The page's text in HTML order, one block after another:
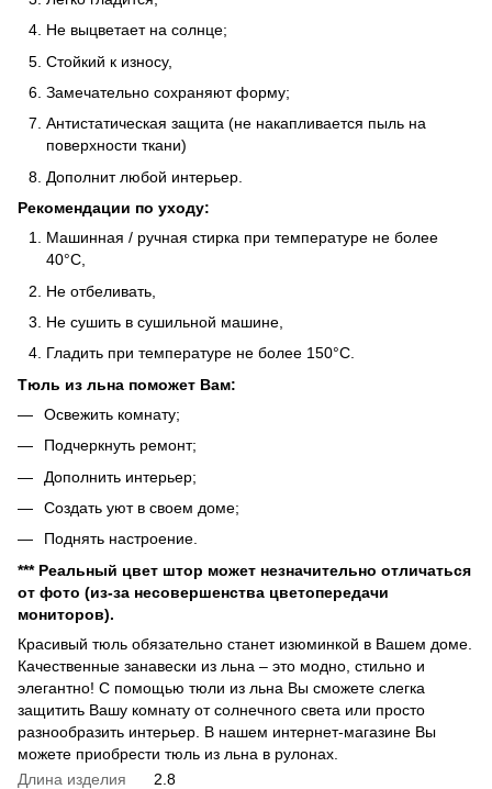
Не выцветает на солнце;
Стойкий к износу,
Замечательно сохраняют форму;
Антистатическая защита (не накапливается пыль на
поверхности ткани)
Дополнит любой интерьер.
Рекомендации по уходу:
Машинная / ручная стирка при температуре не более
40°C,
Не отбеливать,
Не сушить в сушильной машине,
Гладить при температуре не более 150°C.
Тюль из льна поможет Вам:
Освежить комнату;
Подчеркнуть ремонт;
Дополнить интерьер;
Создать уют в своем доме;
Поднять настроение.
*** Реальный цвет штор может незначительно отличаться
от фото (из-за несовершенства цветопередачи
мониторов).
Красивый тюль обязательно станет изюминкой в Вашем доме.
Качественные занавески из льна – это модно, стильно и
элегантно! С помощью тюли из льна Вы сможете слегка
защитить Вашу комнату от солнечного света или просто
разнообразить интерьер. В нашем интернет-магазине Вы
можете приобрести тюль из льна в рулонах.
Длина изделия
2.8